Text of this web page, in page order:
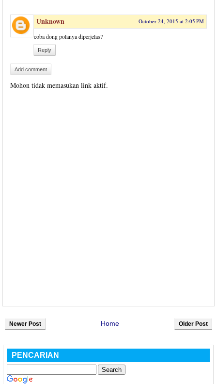
Unknown October 24, 2015 at 2:05 PM
coba dong polanya diperjelas?
Reply
Add comment
Mohon tidak memasukan link aktif.
Newer Post Older Post
Home
PENCARIAN